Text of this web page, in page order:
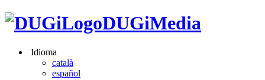
DUGiMedia
Idioma
català
español